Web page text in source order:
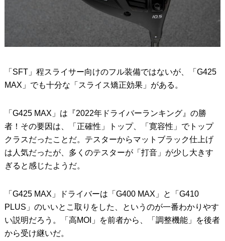
「SFT」程スライサー向けのフル装備ではないが、「G425
MAX」でも十分な「スライス矯正効果」がある。
「G425 MAX」は『2022年ドライバーランキング』の勝
者！その要因は、「正確性」トップ、「寛容性」でトップ
クラスだったことだ。テスターからマットブラック仕上げ
は人気だったが、多くのテスターが「打音」が少し大きす
ぎると感じたようだ。
「G425 MAX」ドライバーは「G400 MAX」と「G410
PLUS」のいいとこ取りをした、というのが一番わかりやす
い説明だろう。「高MOI」を前者から、「調整機能」を後者
から受け継いだ。